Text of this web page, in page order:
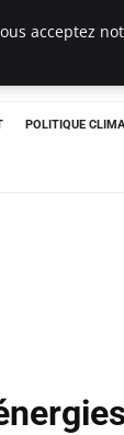
POLITIQUE
acceptez